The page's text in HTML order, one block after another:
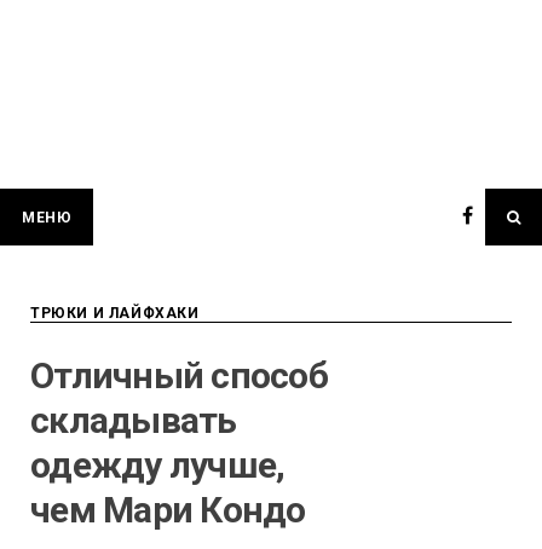
МЕНЮ
ТРЮКИ И ЛАЙФХАКИ
Отличный способ
складывать
одежду лучше,
чем Мари Кондо